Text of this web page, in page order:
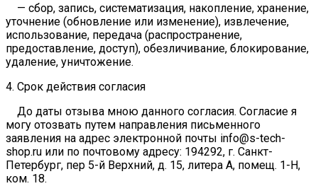
— сбор, запись, систематизация, накопление, хранение,
уточнение (обновление или изменение), извлечение,
использование, передача (распространение,
предоставление, доступ), обезличивание, блокирование,
удаление, уничтожение.
4. Срок действия согласия
До даты отзыва мною данного согласия. Согласие я
могу отозвать путем направления письменного
заявления на адрес электронной почты info@s-tech-
shop.ru или по почтовому адресу: 194292, г. Санкт-
Петербург, пер 5-й Верхний, д. 15, литера А, помещ. 1-Н,
ком. 18.